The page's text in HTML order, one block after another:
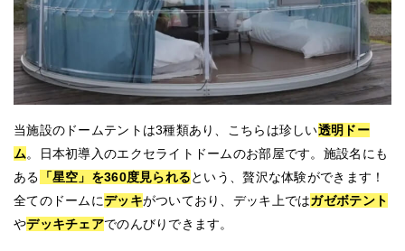
当施設のドームテントは3種類あり、こちらは珍しい透明ドー
ム。日本初導入のエクセライトドームのお部屋です。施設名にも
ある 「星空」を360度見られるという、贅沢な体験ができます！
全てのドームにデッキがついており、デッキ上ではガゼボテント
やデッキチェアでのんびりできます。